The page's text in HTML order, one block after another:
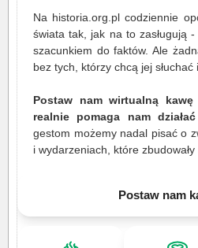
Na historia.org.pl codziennie
świata tak, jak na to zasługują
szacunkiem do faktów. Ale
bez tych, którzy chcą jej słuchać
Postaw nam wirtualną
realnie pomaga nam
gestom możemy nadal pisać o
i wydarzeniach, które
Postaw nam